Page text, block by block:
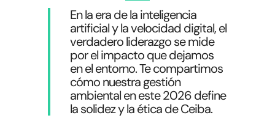
En la era de la inteligencia
artificial y la velocidad digital, el
verdadero liderazgo se mide
por el impacto que dejamos
en el entorno. Te compartimos
cómo nuestra gestión
ambiental en este 2026 define
la solidez y la ética de Ceiba.